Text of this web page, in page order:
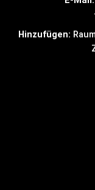
Hinzufügen: